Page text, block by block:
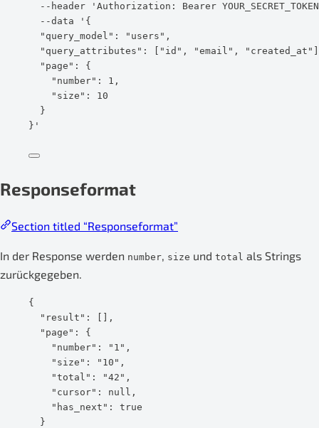
--header
' Authorization: Bearer YOUR_SECRET_TOKEN
--data
' {
"query_model": "users",
"query_attributes": ["id", "email",
"page": {
"number": 1,
"size": 10
}
} '
Responseformat
Section titled “Responseformat”
In der Response werden number, size und total als Strings
zurückgegeben.
{
"result" : [],
"page" : {
"number" : " 1 " ,
"size" : " 10 " ,
"total" : "42 " ,
"cursor" : null ,
"has_next" : true
}